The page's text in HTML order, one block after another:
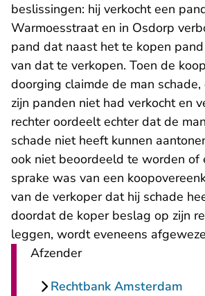
beslissingen: hij verkocht een
Warmoesstraat en in Osdorp
pand dat naast het te kopen
van dat te verkopen. Toen de
doorging claimde de man
zijn panden niet had verkocht en
rechter oordeelt echter dat de
schade niet heeft kunnen
ook niet beoordeeld te worden of
sprake was van een
van de verkoper dat hij schade
doordat de koper beslag op zijn
leggen, wordt eveneens
Afzender
Rechtbank Amsterdam